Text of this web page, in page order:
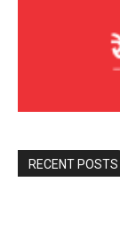
RECENT POSTS